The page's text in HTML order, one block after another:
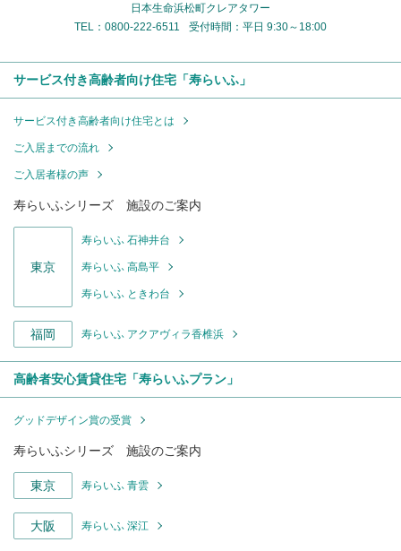
日本生命浜松町クレアタワー
TEL：0800-222-6511
受付時間：平日 9:30～18:00
サービス付き高齢者向け住宅「寿らいふ」
サービス付き高齢者向け住宅とは
ご入居までの流れ
ご入居者様の声
寿らいふシリーズ 施設のご案内
東京
寿らいふ 石神井台
寿らいふ 高島平
寿らいふ ときわ台
福岡 寿らいふ アクアヴィラ香椎浜
高齢者安心賃貸住宅「寿らいふプラン」
グッドデザイン賞の受賞
寿らいふシリーズ 施設のご案内
東京 寿らいふ 青雲
大阪 寿らいふ 深江